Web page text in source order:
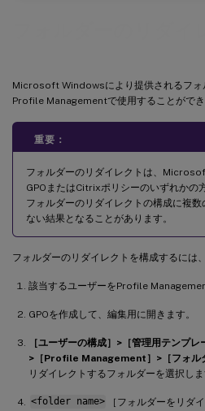
Microsoft Windowsにより提供されるフォ
Profile Managementで使用することができ
重要：
フォルダーのリダイレクトは、
GPOまたはCitrixポリシーのいずれかの
フォルダーのリダイレクトの構成に複
ない結果となることがあります。
フォルダーのリダイレクトを構成するには
該当するユーザーをProfile
GPOを作成して、編集用に開きます。
［ユーザーの構成］>［管理用テンプ
>［Profile Management］>［フォル
リダイレクトするフォルダーを選択しま
<folder name>
［フォルダーをリダ